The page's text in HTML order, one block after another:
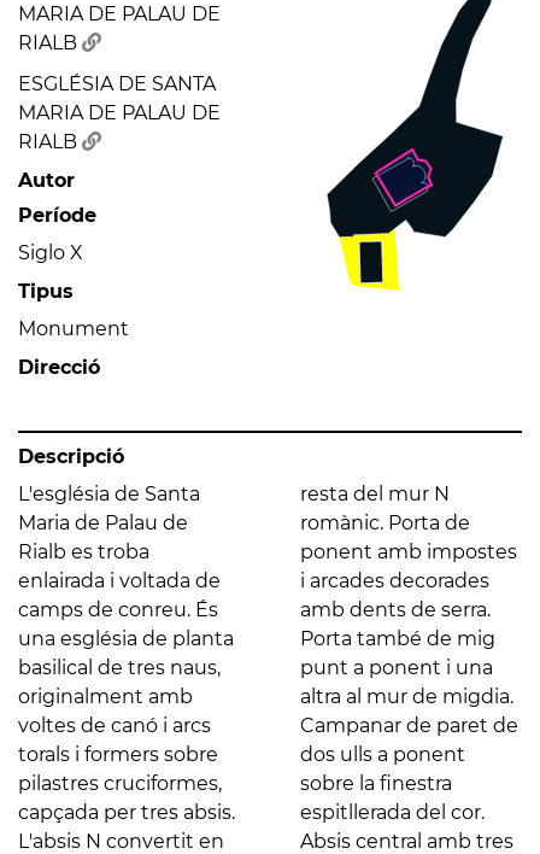
MARIA DE PALAU DE
RIALB
ESGLÉSIA DE SANTA
MARIA DE PALAU DE
RIALB
Autor
Període
Siglo X
Tipus
Monument
Direcció
Descripció
L'església de Santa
Maria de Palau de
Rialb es troba
enlairada i voltada de
camps de conreu. És
una església de planta
basilical de tres naus,
originalment amb
voltes de canó i arcs
torals i formers sobre
pilastres cruciformes,
capçada per tres absis.
L'absis N convertit en
resta del mur N
romànic. Porta de
ponent amb impostes
i arcades decorades
amb dents de serra.
Porta també de mig
punt a ponent i una
altra al mur de migdia.
Campanar de paret de
dos ulls a ponent
sobre la finestra
espitllerada del cor.
Absis central amb tres